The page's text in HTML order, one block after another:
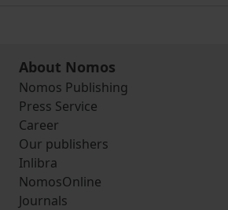
About Nomos
Nomos Publishing
Press Service
Career
Our publishers
Inlibra
NomosOnline
Journals